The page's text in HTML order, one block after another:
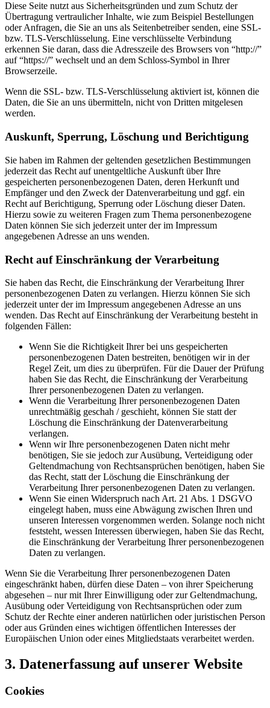
Diese Seite nutzt aus Sicherheitsgründen und zum Schutz der
Übertragung vertraulicher Inhalte, wie zum Beispiel Bestellungen
oder Anfragen, die Sie an uns als Seitenbetreiber senden, eine SSL-
bzw. TLS-Verschlüsselung. Eine verschlüsselte Verbindung
erkennen Sie daran, dass die Adresszeile des Browsers von “http://”
auf “https://” wechselt und an dem Schloss-Symbol in Ihrer
Browserzeile.
Wenn die SSL- bzw. TLS-Verschlüsselung aktiviert ist, können die
Daten, die Sie an uns übermitteln, nicht von Dritten mitgelesen
werden.
Auskunft, Sperrung, Löschung und Berichtigung
Sie haben im Rahmen der geltenden gesetzlichen Bestimmungen
jederzeit das Recht auf unentgeltliche Auskunft über Ihre
gespeicherten personenbezogenen Daten, deren Herkunft und
Empfänger und den Zweck der Datenverarbeitung und ggf. ein
Recht auf Berichtigung, Sperrung oder Löschung dieser Daten.
Hierzu sowie zu weiteren Fragen zum Thema personenbezogene
Daten können Sie sich jederzeit unter der im Impressum
angegebenen Adresse an uns wenden.
Recht auf Einschränkung der Verarbeitung
Sie haben das Recht, die Einschränkung der Verarbeitung Ihrer
personenbezogenen Daten zu verlangen. Hierzu können Sie sich
jederzeit unter der im Impressum angegebenen Adresse an uns
wenden. Das Recht auf Einschränkung der Verarbeitung besteht in
folgenden Fällen:
Wenn Sie die Richtigkeit Ihrer bei uns gespeicherten
personenbezogenen Daten bestreiten, benötigen wir in der
Regel Zeit, um dies zu überprüfen. Für die Dauer der Prüfung
haben Sie das Recht, die Einschränkung der Verarbeitung
Ihrer personenbezogenen Daten zu verlangen.
Wenn die Verarbeitung Ihrer personenbezogenen Daten
unrechtmäßig geschah / geschieht, können Sie statt der
Löschung die Einschränkung der Datenverarbeitung
verlangen.
Wenn wir Ihre personenbezogenen Daten nicht mehr
benötigen, Sie sie jedoch zur Ausübung, Verteidigung oder
Geltendmachung von Rechtsansprüchen benötigen, haben Sie
das Recht, statt der Löschung die Einschränkung der
Verarbeitung Ihrer personenbezogenen Daten zu verlangen.
Wenn Sie einen Widerspruch nach Art. 21 Abs. 1 DSGVO
eingelegt haben, muss eine Abwägung zwischen Ihren und
unseren Interessen vorgenommen werden. Solange noch nicht
feststeht, wessen Interessen überwiegen, haben Sie das Recht,
die Einschränkung der Verarbeitung Ihrer personenbezogenen
Daten zu verlangen.
Wenn Sie die Verarbeitung Ihrer personenbezogenen Daten
eingeschränkt haben, dürfen diese Daten – von ihrer Speicherung
abgesehen – nur mit Ihrer Einwilligung oder zur Geltendmachung,
Ausübung oder Verteidigung von Rechtsansprüchen oder zum
Schutz der Rechte einer anderen natürlichen oder juristischen Person
oder aus Gründen eines wichtigen öffentlichen Interesses der
Europäischen Union oder eines Mitgliedstaats verarbeitet werden.
3. Datenerfassung auf unserer Website
Cookies